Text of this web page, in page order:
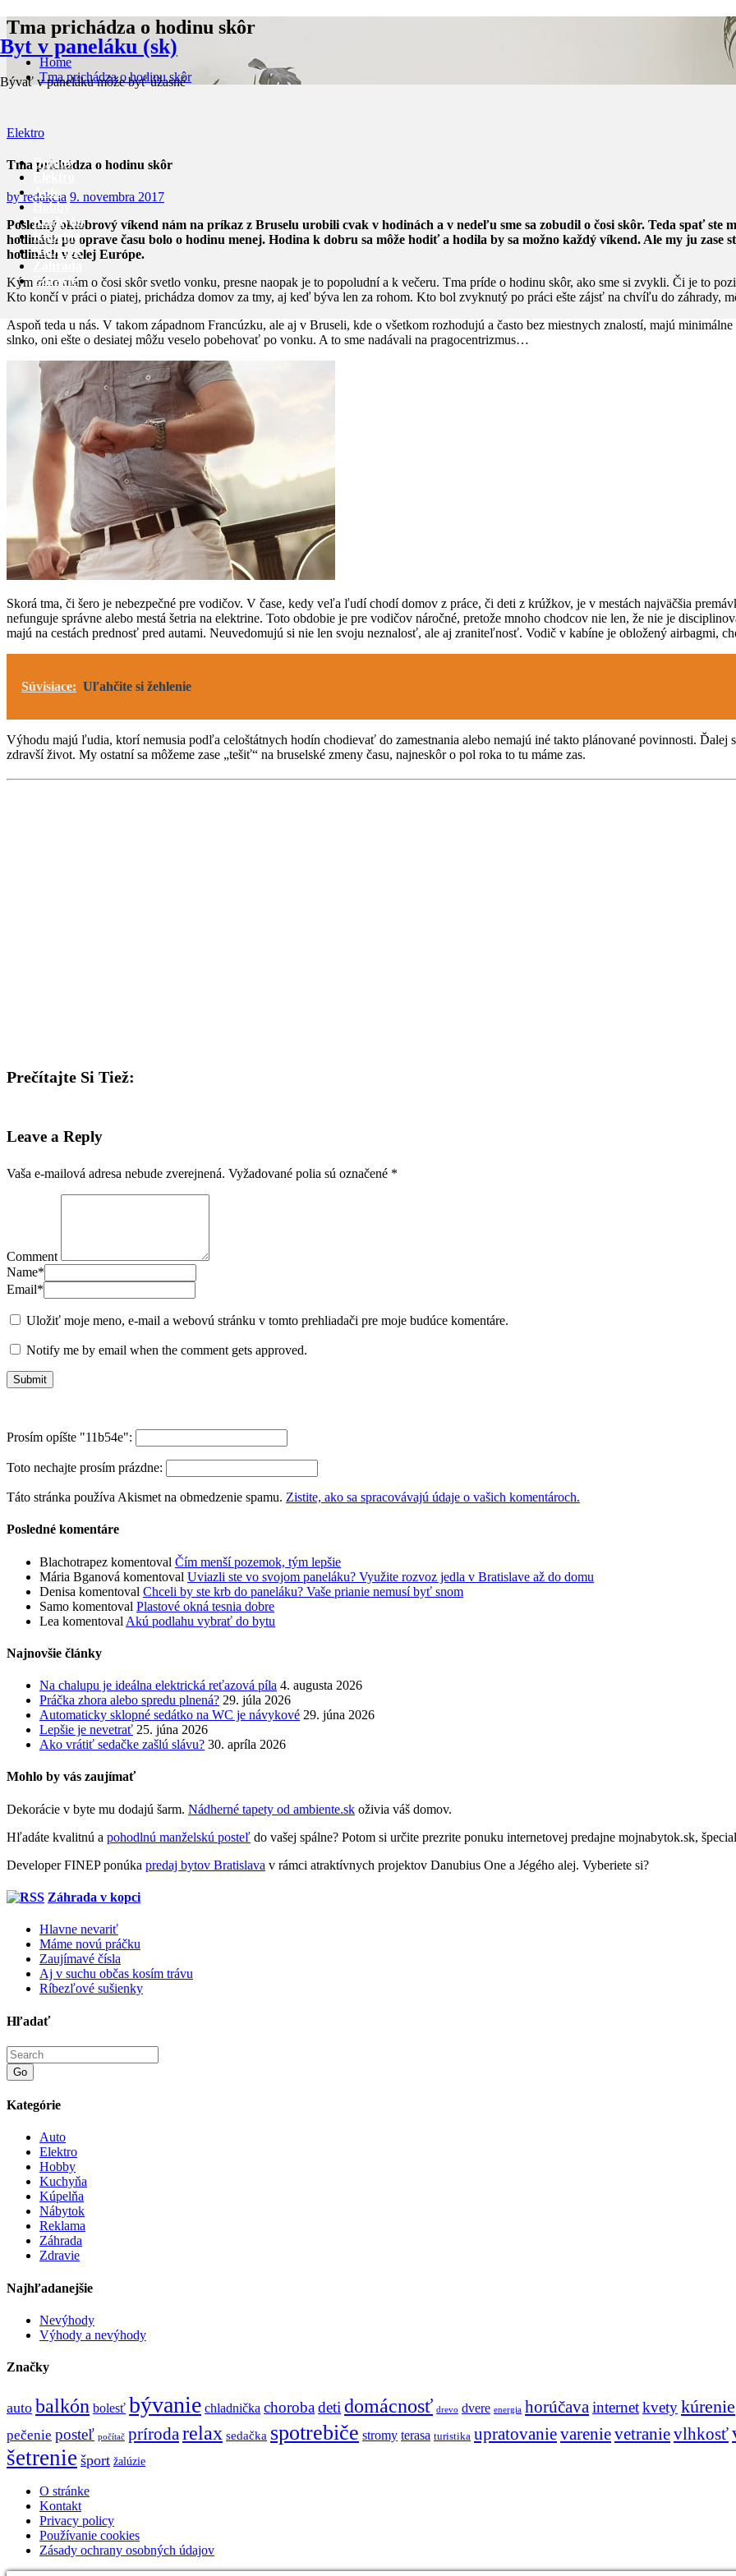
Skip
to
content
Byt v paneláku (sk)
Bývať v paneláku môže byť úžasné
Domov
Auto
Hobby
Kuchyňa
Kúpelňa
Nábytok
Zdravie
Tma prichádza o hodinu skôr
Home
Tma prichádza o hodinu skôr
Elektro
Tma prichádza o hodinu skôr
byredakcia 9. novembra 2017
Posledný októbrový víkend nám na príkaz z Bruselu urobili cvak v hodinách a v nedeľu sme sa zobudil o čosi skôr. Teda spať ste
hodinách po oprave času bolo o hodinu menej. Hodina k dobru sa môže hodiť a hodila by sa možno každý víkend. Ale my ju
hodinách v celej Európe.
Kým ráno mám o čosi skôr svetlo vonku, presne naopak je to popoludní a k večeru. Tma príde o hodinu skôr, ako sme si zvykli. Či je to
Kto končí v práci o piatej, prichádza domov za tmy, aj keď býva len za rohom. Kto bol zvyknutý po práci ešte zájsť na chvíľu do záhrady,
Aspoň teda u nás. V takom západnom Francúzku, ale aj v Bruseli, kde o všetkom rozhodujú a často bez miestnych znalostí, majú
slnko, oni ešte o desiatej môžu veselo pobehovať po vonku. A to sme nadávali na pragocentrizmus…
Skorá tma, či šero je nebezpečné pre vodičov. V čase, kedy veľa ľudí chodí domov z práce, či deti z krúžkov, je v mestách najväčšia
nefunguje správne alebo mestá šetria na elektrine. Toto obdobie je pre vodičov náročné, pretože mnoho chodcov nie len, že nie je
majú na cestách prednosť pred autami. Neuvedomujú si nie len svoju neznalosť, ale aj zraniteľnosť. Vodič v kabíne je obložený airbagmi,
Súvisiace: Uľahčite si žehlenie
Výhodu majú ľudia, ktorí nemusia podľa celoštátnych hodín chodievať do zamestnania alebo nemajú iné takto plánované povinnosti.
zdravší život. My ostatní sa môžeme zase „tešiť“ na bruselské zmeny času, najneskôr o pol roka to tu máme zas.
Prečítajte Si Tiež:
Leave a Reply
Vaša e-mailová adresa nebude zverejnená. Vyžadované polia sú označené *
Comment
Name*
Email*
Uložiť moje meno, e-mail a webovú stránku v tomto prehliadači pre moje budúce komentáre.
Notify me by email when the comment gets approved.
Prosím opíšte "11b54e":
Toto nechajte prosím prázdne:
Táto stránka používa Akismet na obmedzenie spamu. Zistite, ako sa spracovávajú údaje o vašich komentároch.
Posledné komentáre
Blachotrapez komentoval Čím menší pozemok, tým lepšie
Mária Bganová komentoval Uviazli ste vo svojom paneláku? Využite rozvoz jedla v Bratislave až do domu
Denisa komentoval Chceli by ste krb do paneláku? Vaše prianie nemusí byť snom
Samo komentoval Plastové okná tesnia dobre
Lea komentoval Akú podlahu vybrať do bytu
Najnovšie články
Na chalupu je ideálna elektrická reťazová píla 4. augusta 2026
Práčka zhora alebo spredu plnená? 29. júla 2026
Automaticky sklopné sedátko na WC je návykové 29. júna 2026
Lepšie je nevetrať 25. júna 2026
Ako vrátiť sedačke zašlú slávu? 30. apríla 2026
Mohlo by vás zaujímať
Dekorácie v byte mu dodajú šarm. Nádherné tapety od ambiente.sk oživia váš domov.
Hľadáte kvalitnú a pohodlnú manželskú posteľ do vašej spálne? Potom si určite prezrite ponuku internetovej predajne mojnabytok.sk,
Developer FINEP ponúka predaj bytov Bratislava v rámci atraktívnych projektov Danubius One a Jégého alej. Vyberiete si?
Záhrada v kopci
Hlavne nevariť
Máme novú práčku
Zaujímavé čísla
Aj v suchu občas kosím trávu
Ríbezľové sušienky
Hľadať
Go
Kategórie
Auto
Elektro
Hobby
Kuchyňa
Kúpelňa
Nábytok
Reklama
Záhrada
Zdravie
Najhľadanejšie
Nevýhody
Výhody a nevýhody
Značky
auto balkón bolesť bývanie chladnička chorobadetidomácnosť drevo dvere energia horúčavainternetkvetykúrenie
pečenie posteľ počítač prírodarelax sedačka spotrebiče stromy terasa turistika upratovanievarenievetranievlhkosť
šetrenie šport žalúzie
O stránke
Kontakt
Privacy policy
Používanie cookies
Zásady ochrany osobných údajov